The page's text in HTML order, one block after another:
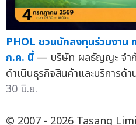
PHOL ชวนนักลงทุนร่วมงาน
ก.ค. นี้ — บริษัท ผลธัญญะ จำ
ดำเนินธุรกิจสินค้าและบริการด้
30 มิ.ย.
© 2007 - 2026 Tasang